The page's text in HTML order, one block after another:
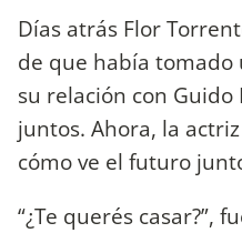
Días atrás Flor
de que había
su relación con
juntos. Ahora, la
cómo ve el futuro
“¿Te querés casar?”,